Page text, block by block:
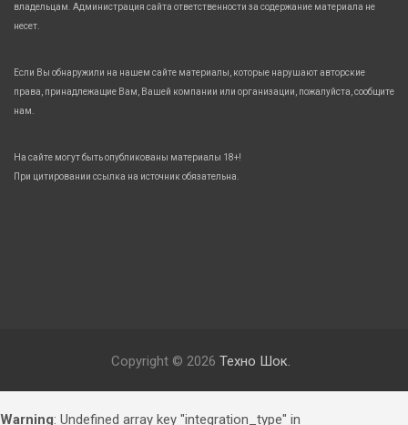
владельцам. Администрация сайта ответственности за содержание материала не
несет.
Если Вы обнаружили на нашем сайте материалы, которые нарушают авторские
права, принадлежащие Вам, Вашей компании или организации, пожалуйста, сообщите
нам.
На сайте могут быть опубликованы материалы 18+!
При цитировании ссылка на источник обязательна.
Copyright © 2026 Техно Шок.
Warning: Undefined array key "integration_type" in